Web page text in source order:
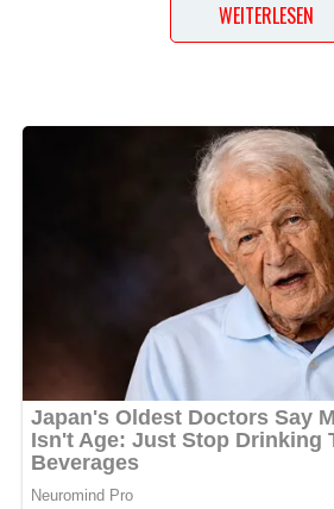
1 Banane (ca. 200 g)
Lob, Kritik, Fragen oder
Dann hinterlasse doch bitte einen
Ende dieser Seite & auch eine
Und so wird es
400 ml Salzwasser aufkochen.
Streifen schneiden, im heißen Öl 2-
Reis im kochendem Wasser ca. 20
quellen lassen. Mandarinen
Zwiebel schälen, hacken. Fleisch
herausnehmen. Zwiebel im Bratfett
und Mehl bestäuben, unter Rühren
WEITERLESEN